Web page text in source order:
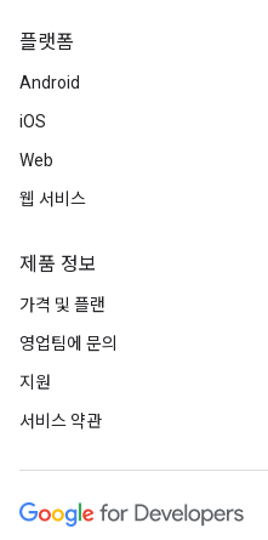
플랫폼
Android
iOS
Web
웹 서비스
제품 정보
가격 및 플랜
영업팀에 문의
지원
서비스 약관